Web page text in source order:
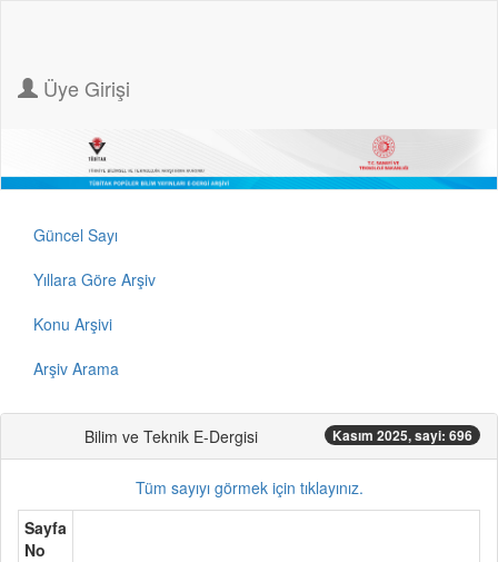
Üye Girişi
Güncel Sayı
Yıllara Göre Arşiv
Konu Arşivi
Arşiv Arama
Bilim ve Teknik E-Dergisi Kasım 2025, sayi: 696
Tüm sayıyı görmek için tıklayınız.
Sayfa
No